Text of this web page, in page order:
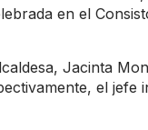
en el
Jacinta
el jefe